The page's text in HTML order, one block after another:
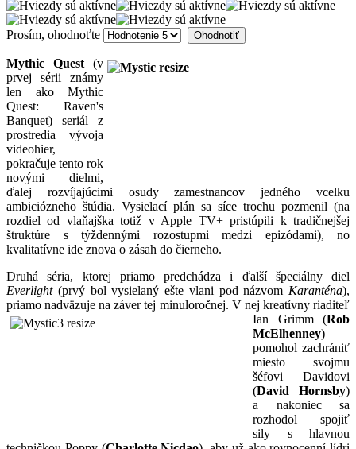
Prosím, ohodnoťte
Mythic Quest (v
prvej sérii známy
len ako Mythic
Quest: Raven's
Banquet) seriál z
prostredia vývoja
videohier,
pokračuje tento rok
novými dielmi,
ďalej rozvíjajúcimi osudy zamestnancov jedného vcelku
ambiciózneho štúdia. Vysielací plán sa síce trochu pozmenil (na
rozdiel od vlaňajška totiž v Apple TV+ pristúpili k tradičnejšej
štruktúre s týždennými rozostupmi medzi epizódami), no
kvalitatívne ide znova o zásah do čierneho.
Druhá séria, ktorej priamo predchádza i ďalší špeciálny diel
Everlight(prvý bol vysielaný ešte vlani pod názvom Karanténa),
priamo nadväzuje na záver tej minuloročnej. V nej kreatívny riaditeľ
Ian Grimm (Rob
McElhenney)
pomohol zachrániť
miesto svojmu
šéfovi Davidovi
(David Hornsby)
a nakoniec sa
rozhodol spojiť
sily s hlavnou